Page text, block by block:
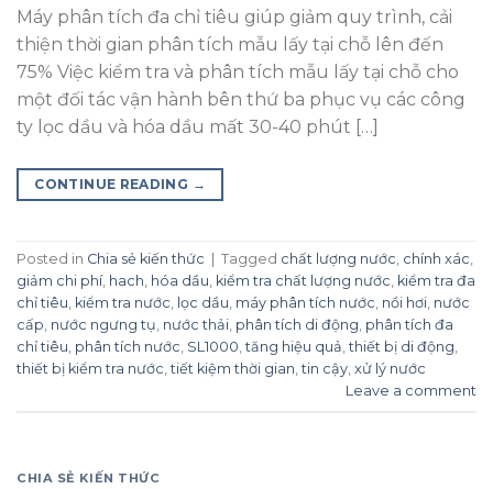
Máy phân tích đa chỉ tiêu giúp giảm quy trình, cải
thiện thời gian phân tích mẫu lấy tại chỗ lên đến
75% Việc kiểm tra và phân tích mẫu lấy tại chỗ cho
một đối tác vận hành bên thứ ba phục vụ các công
ty lọc dầu và hóa dầu mất 30-40 phút […]
CONTINUE READING →
Posted in Chia sẻ kiến thức Tagged chất lượng nước, chính xác,
giảm chi phí, hach, hóa dầu, kiểm tra chất lượng nước, kiểm tra đa
chỉ tiêu, kiểm tra nước, lọc dầu, máy phân tích nước, nồi hơi, nước
cấp, nước ngưng tụ, nước thải, phân tích di động, phân tích đa
chỉ tiêu, phân tích nước, SL1000,tăng hiệu quả,thiết bị di động,
thiết bị kiểm tra nước,tiết kiệm thời gian,tin cậy, xử lý nước
Leave a comment
CHIA SẺ KIẾN THỨC